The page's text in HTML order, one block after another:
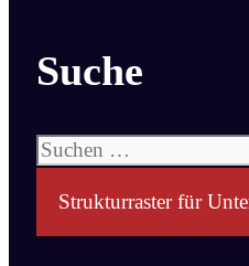
Suche
Suchen
Strukturraster für